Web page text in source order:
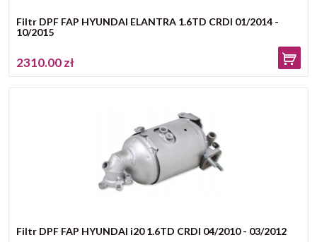
Filtr DPF FAP HYUNDAI ELANTRA 1.6TD CRDI 01/2014 -
10/2015
2310.00 zł
Filtr DPF FAP HYUNDAI i20 1.6TD CRDI 04/2010 - 03/2012